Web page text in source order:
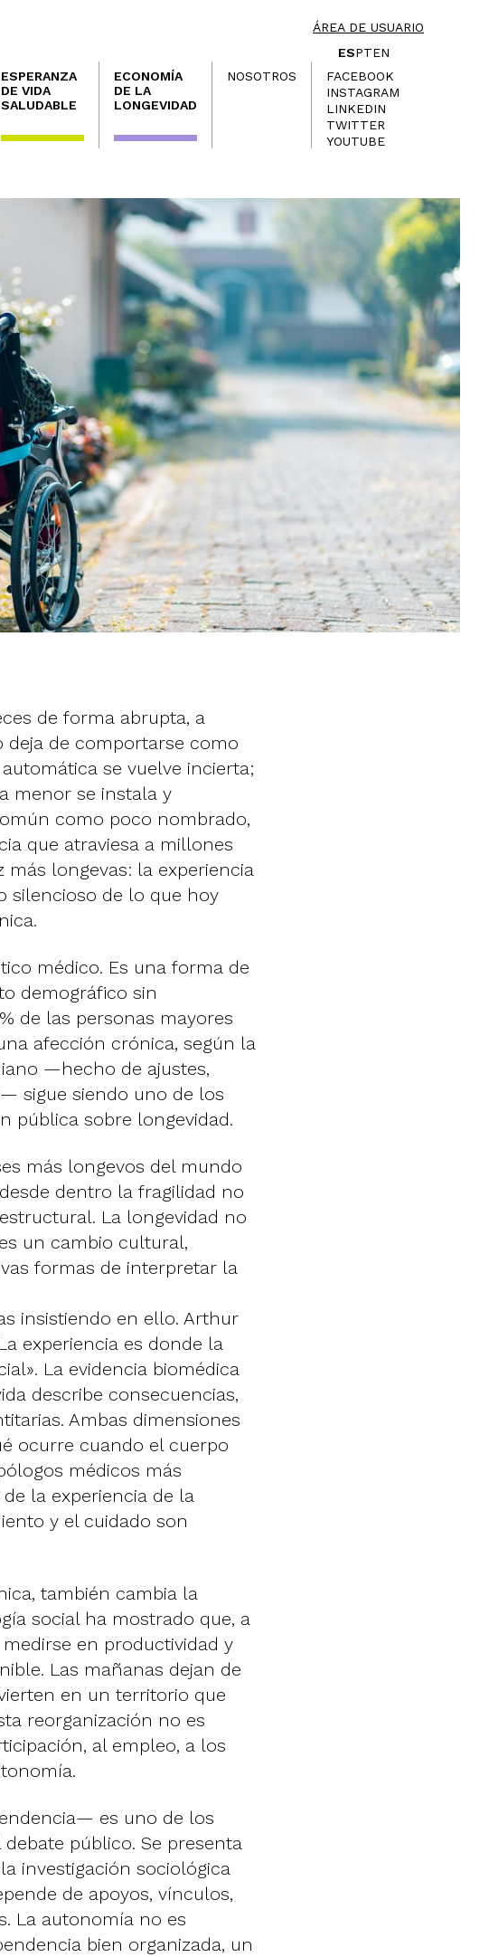
ÁREA DE USUARIO
ESPTEN
ESPERANZA
DE VIDA
SALUDABLE
ECONOMÍA
DE LA
LONGEVIDAD
NOSOTROS
FACEBOOK
INSTAGRAM
LINKEDIN
TWITTER
YOUTUBE
de forma abrupta, a
de comportarse como
se vuelve incierta;
menor se instala y
como poco nombrado,
que atraviesa a millones
más longevas: la experiencia
silencioso de lo que hoy
médico. Es una forma de
demográfico sin
de las personas mayores
afección crónica, según la
—hecho de ajustes,
sigue siendo uno de los
pública sobre longevidad.
más longevos del mundo
dentro la fragilidad no
La longevidad no
un cambio cultural,
formas de interpretar la
insistiendo en ello. Arthur
experiencia es donde la
La evidencia biomédica
describe consecuencias,
Ambas dimensiones
ocurre cuando el cuerpo
médicos más
la experiencia de la
y el cuidado son
también cambia la
social ha mostrado que, a
en productividad y
Las mañanas dejan de
en un territorio que
reorganización no es
al empleo, a los
es uno de los
público. Se presenta
investigación sociológica
de apoyos, vínculos,
La autonomía no es
bien organizada, un